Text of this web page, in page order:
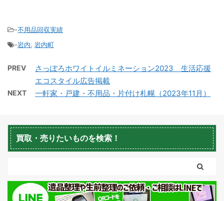
蘭越町不用品回収
-不用品回収実績
-岩内, 岩内町
PREV
さっぽろホワイトイルミネーション2023 生活応援
エコスタイル広告掲載
NEXT 一軒家・戸建・不用品・片付け札幌（2023年11月）
買取・売りたいものを検索！